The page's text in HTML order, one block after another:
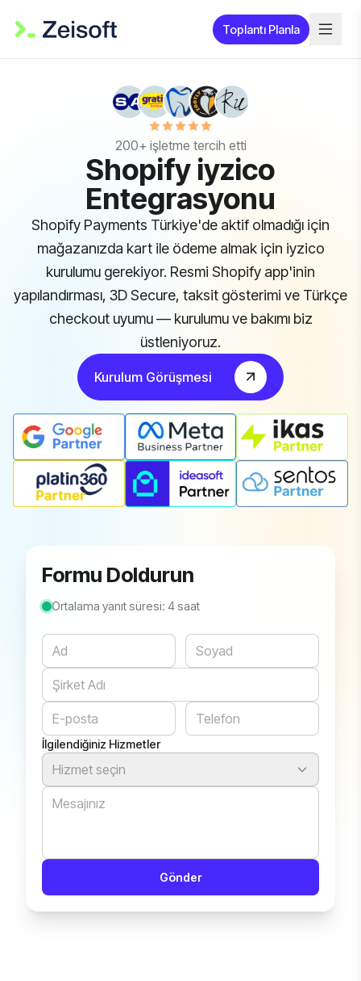
Toplantı Planla
200+ işletme tercih etti
Shopify iyzico
Entegrasyonu
Shopify Payments Türkiye'de aktif olmadığı için
mağazanızda kart ile ödeme almak için iyzico
kurulumu gerekiyor. Resmi Shopify app'inin
yapılandırması, 3D Secure, taksit gösterimi ve Türkçe
checkout uyumu — kurulumu ve bakımı biz
üstleniyoruz.
Kurulum Görüşmesi
Formu Doldurun
Ortalama yanıt süresi: 4 saat
İlgilendiğiniz Hizmetler
Hizmet seçin
Website
Gönder